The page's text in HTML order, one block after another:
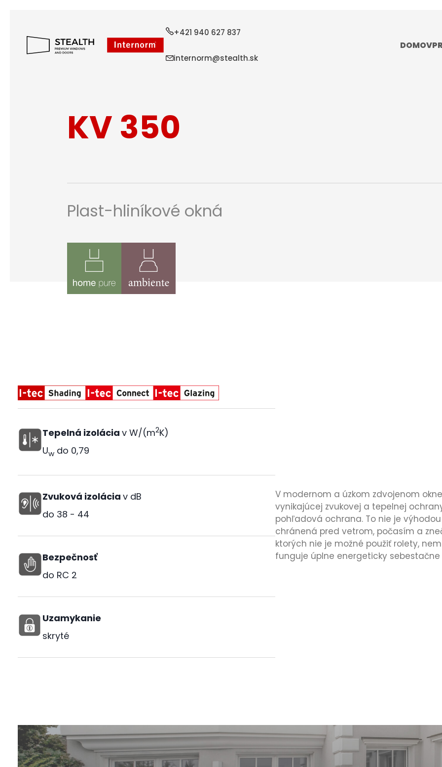
+421 940 627 837
internorm@stealth.sk
DOMOV
KV 350
Plast-hliníkové okná
Tepelná izolácia v W/(m2K)
Uw do 0,79
Zvuková izolácia v dB
do 38 - 44
Bezpečnosť
do RC 2
Uzamykanie
skryté
V modernom a úzkom zdvojenom
vynikajúcej zvukovej a tepelnej
pohľadová ochrana. To nie je
chránená pred vetrom, počasím a
ktorých nie je možné použiť rolety,
funguje úplne energeticky